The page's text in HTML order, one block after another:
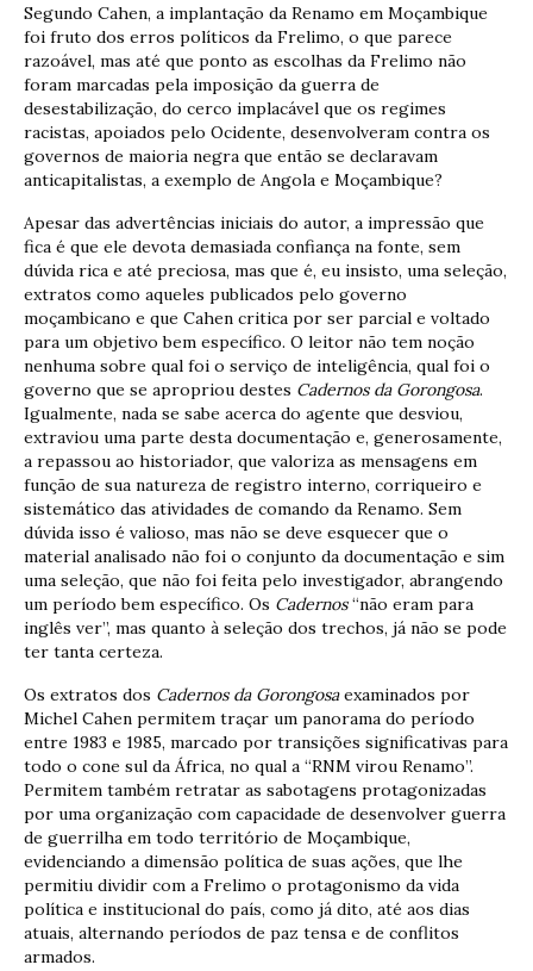
Segundo Cahen, a implantação da Renamo em Moçambique
foi fruto dos erros políticos da Frelimo, o que parece
razoável, mas até que ponto as escolhas da Frelimo não
foram marcadas pela imposição da guerra de
desestabilização, do cerco implacável que os regimes
racistas, apoiados pelo Ocidente, desenvolveram contra os
governos de maioria negra que então se declaravam
anticapitalistas, a exemplo de Angola e Moçambique?
Apesar das advertências iniciais do autor, a impressão que
fica é que ele devota demasiada confiança na fonte, sem
dúvida rica e até preciosa, mas que é, eu insisto, uma seleção,
extratos como aqueles publicados pelo governo
moçambicano e que Cahen critica por ser parcial e voltado
para um objetivo bem específico. O leitor não tem noção
nenhuma sobre qual foi o serviço de inteligência, qual foi o
governo que se apropriou destes Cadernos da Gorongosa.
Igualmente, nada se sabe acerca do agente que desviou,
extraviou uma parte desta documentação e, generosamente,
a repassou ao historiador, que valoriza as mensagens em
função de sua natureza de registro interno, corriqueiro e
sistemático das atividades de comando da Renamo. Sem
dúvida isso é valioso, mas não se deve esquecer que o
material analisado não foi o conjunto da documentação e sim
uma seleção, que não foi feita pelo investigador, abrangendo
um período bem específico. Os Cadernos“não eram para
inglês ver”, mas quanto à seleção dos trechos, já não se pode
ter tanta certeza.
Os extratos dos Cadernos da Gorongosaexaminados por
Michel Cahen permitem traçar um panorama do período
entre 1983 e 1985, marcado por transições significativas para
todo o cone sul da África, no qual a “RNM virou Renamo”.
Permitem também retratar as sabotagens protagonizadas
por uma organização com capacidade de desenvolver guerra
de guerrilha em todo território de Moçambique,
evidenciando a dimensão política de suas ações, que lhe
permitiu dividir com a Frelimo o protagonismo da vida
política e institucional do país, como já dito, até aos dias
atuais, alternando períodos de paz tensa e de conflitos
armados.